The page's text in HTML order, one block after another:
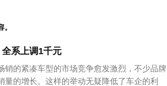
系上调1千元
销的紧凑车型的市场竞争愈发激烈，不少品牌
量的增长。这样的举动无疑降低了车企的利